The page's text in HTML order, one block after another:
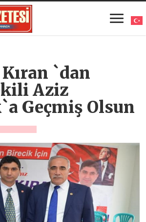
`dan
Aziz
Geçmiş Olsun